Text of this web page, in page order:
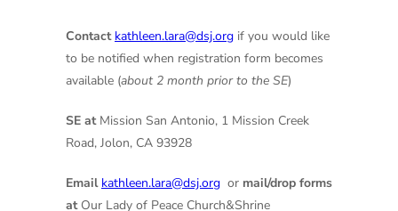
Contact kathleen.lara@dsj.org if you would like
to be notified when registration form becomes
available (about 2 month prior to the SE)
SE atMission San Antonio, 1 Mission Creek
Road, Jolon, CA 93928
Email kathleen.lara@dsj.org or mail/drop forms
atOur Lady of Peace Church&Shrine